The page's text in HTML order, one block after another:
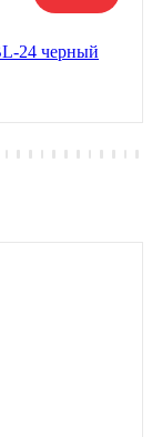
24 черный